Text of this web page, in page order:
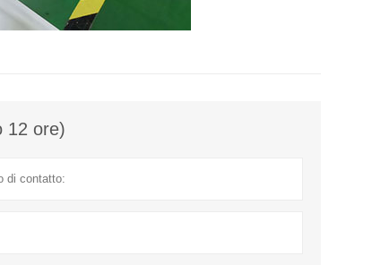
12 ore)